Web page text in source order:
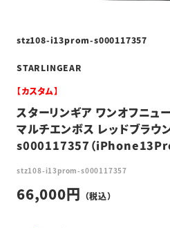
stz108-i13prom-s000117357
STARLINGEAR
【カスタム】
スターリンギア ワンオフニュ
マルチエンボス レッドブラウ
s000117357（
stz108-i13prom-s000117357
66,000